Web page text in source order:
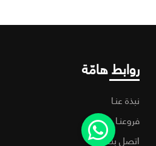
روابط هامّة
نبذة عنـا
فروعنـا
اتصل بنـا